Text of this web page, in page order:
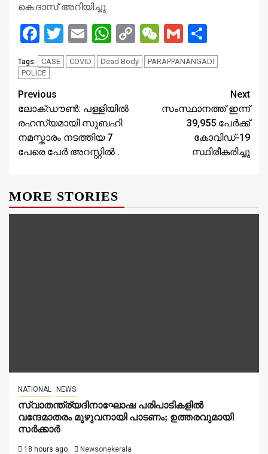
കെ.ദാസ് അറിയിച്ചു.
Facebook
Twitter
EmailWhatsApp
Copy
Link
WeChat
Gmail
Tags: CASE COVID Dead Body
PARAPPANANGADI
POLICE
Continue
Reading
Previous
ലോക്ഡൗൺ: പള്ളിയിൽ
രഹസ്യമായി സുബഹി
നമസ്കാരം നടത്തിയ 7
പേരെ പേർ അറസ്റ്റിൽ .
Next
സംസ്ഥാനത്ത് ഇന്ന്
39,955 പേര്‍ക്ക്
കോവിഡ്-19
സ്ഥിരീകരിച്ചു
MORE STORIES
NATIONAL NEWS
സ്വാതന്ത്ര്യദിനാഘോഷ പരിപാടികളിൽ
വന്ദേമാതരം മുഴുവനായി പാടണം; ഉത്തരവുമായി
സർക്കാർ
18 hours ago Newsonekerala